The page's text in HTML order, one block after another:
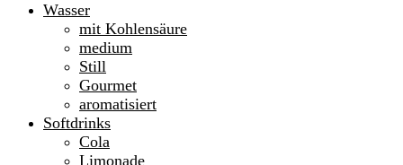
Wasser
mit Kohlensäure
medium
Still
Gourmet
aromatisiert
Softdrinks
Cola
Limonade